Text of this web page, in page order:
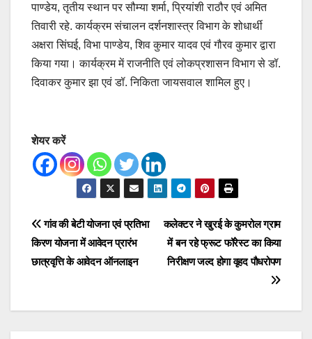
पाण्डेय, तृतीय स्थान पर सौम्या शर्मा, प्रियांशी राठौर एवं अमित
तिवारी रहे. कार्यक्रम संचालन दर्शनशास्त्र विभाग के शोधार्थी
अक्षरा सिंघई, विभा पाण्डेय, शिव कुमार यादव एवं गौरव कुमार द्वारा
किया गया। कार्यक्रम में राजनीति एवं लोकप्रशासन विभाग से डॉ.
दिवाकर कुमार झा एवं डॉ. निकिता जायसवाल शामिल हुए।
शेयर करें
Post
navigation
कलेक्टर ने खुरई के कुमरोल ग्राम
में बन रहे फ्रूट फॉरेस्ट का किया
निरीक्षण जल्द होगा वृहद पौधरोपण
गांव की बेटी योजना एवं प्रतिभा
किरण योजना में आवेदन प्रारंभ
छात्रवृत्ति के आवेदन ऑनलाइन